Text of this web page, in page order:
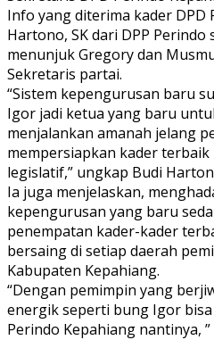
Info yang diterima kader DPD
Hartono, SK dari DPP
menunjuk Gregory dan
Sekretaris partai.
“Sistem kepengurusan baru
Igor jadi ketua yang baru
menjalankan amanah jelang
mempersiapkan kader
legislatif,” ungkap Budi
Ia juga menjelaskan,
kepengurusan yang baru
penempatan kader-kader
bersaing di setiap daerah
Kabupaten Kepahiang.
“Dengan pemimpin yang
energik seperti bung Igor
Perindo Kepahiang nantinya,